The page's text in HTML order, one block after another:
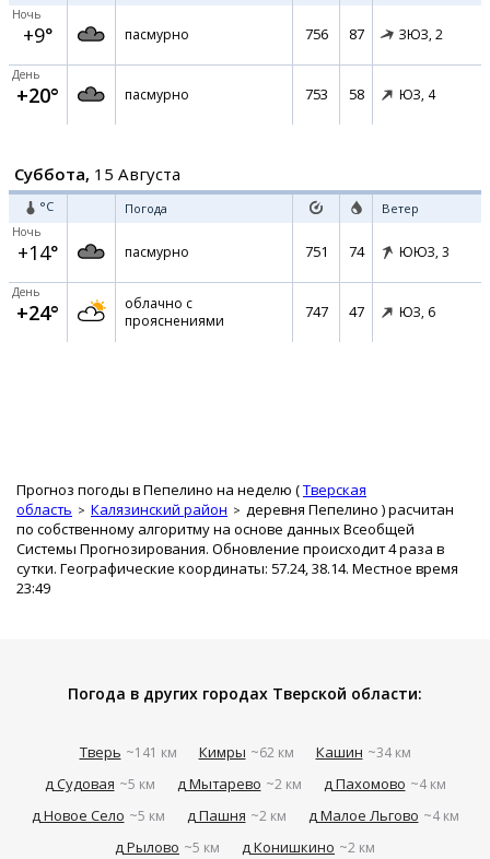
Ночь
+9° пасмурно 756 87 ЗЮЗ, 2
День
+20° пасмурно 753 58 ЮЗ, 4
Суббота, 15 Августа
°C Погода Ветер
Ночь
+14° пасмурно 751 74 ЮЮЗ, 3
День
+24°
облачно с
прояснениями
747 47 ЮЗ, 6
Прогноз погоды в Пепелино на неделю (Тверская
область
Калязинский район деревня Пепелино ) расчитан
по собственному алгоритму на основе данных Всеобщей
Системы Прогнозирования. Обновление происходит 4 раза в
сутки. Географические координаты: 57.24, 38.14. Местное время
23:49
Погода в других городах Тверской области:
Тверь ~141 км Кимры ~62 км Кашин ~34 км
д Судовая ~5 км д Мытарево ~2 км д Пахомово ~4 км
д Новое Село ~5 км д Пашня ~2 км д Малое Льгово ~4 км
д Рылово ~5 км д Конишкино ~2 км